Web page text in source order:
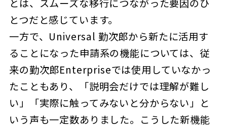
とは、スムーズな移行につながった要因のひ
とつだと感じています。
一方で、Universal 勤次郎から新たに活用す
ることになった申請系の機能については、従
来の勤次郎Enterpriseでは使用していなかっ
たこともあり、「説明会だけでは理解が難し
い」「実際に触ってみないと分からない」と
いう声も一定数ありました。こうした新機能